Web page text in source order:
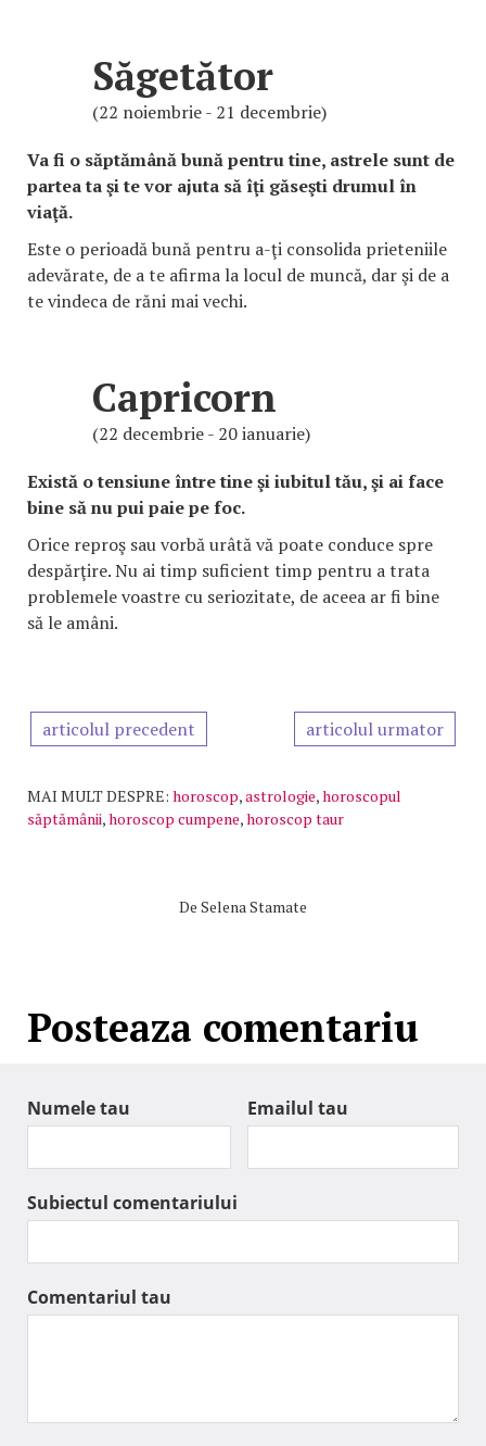
Săgetător
(22 noiembrie - 21 decembrie)
Va fi o săptămână bună pentru tine, astrele sunt de
partea ta şi te vor ajuta să îţi găseşti drumul în
viaţă.
Este o perioadă bună pentru a-ţi consolida prieteniile
adevărate, de a te afirma la locul de muncă, dar şi de a
te vindeca de răni mai vechi.
Capricorn
(22 decembrie - 20 ianuarie)
Există o tensiune între tine şi iubitul tău, şi ai face
bine să nu pui paie pe foc.
Orice reproş sau vorbă urâtă vă poate conduce spre
despărţire. Nu ai timp suficient timp pentru a trata
problemele voastre cu seriozitate, de aceea ar fi bine
să le amâni.
articolul precedent articolul urmator
MAI MULT DESPRE: horoscop,astrologie,horoscopul
săptămânii,horoscop cumpene,horoscop taur
De Selena Stamate
Posteaza comentariu
Numele tau Emailul tau
Subiectul comentariului
Comentariul tau